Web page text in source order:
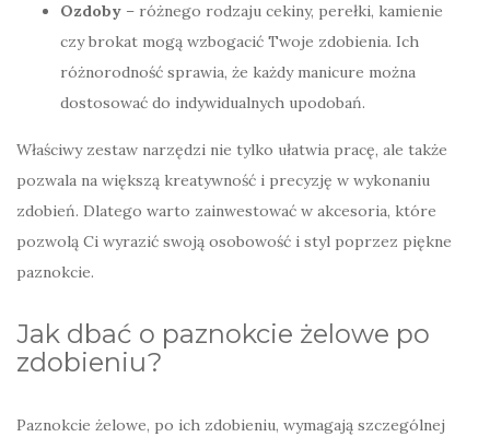
Ozdoby – różnego rodzaju cekiny, perełki, kamienie
czy brokat mogą wzbogacić Twoje zdobienia. Ich
różnorodność sprawia, że każdy manicure można
dostosować do indywidualnych upodobań.
Właściwy zestaw narzędzi nie tylko ułatwia pracę, ale także
pozwala na większą kreatywność i precyzję w wykonaniu
zdobień. Dlatego warto zainwestować w akcesoria, które
pozwolą Ci wyrazić swoją osobowość i styl poprzez piękne
paznokcie.
Jak dbać o paznokcie żelowe po
zdobieniu?
Paznokcie żelowe, po ich zdobieniu, wymagają szczególnej